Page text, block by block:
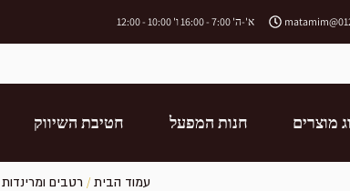
א'-ה' 7:00 - 16:00 ו' 10:00 - 12:00
מוצרים חנות המפעל חטיבת השיווק
עמוד הבית/ רטבים ומרינדות